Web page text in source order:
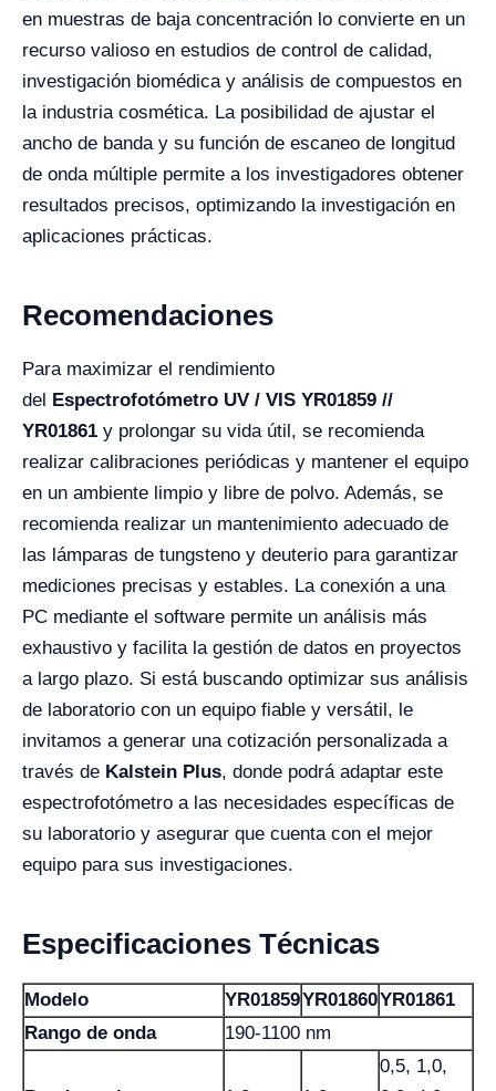
en muestras de baja concentración lo convierte en un
recurso valioso en estudios de control de calidad,
investigación biomédica y análisis de compuestos en
la industria cosmética. La posibilidad de ajustar el
ancho de banda y su función de escaneo de longitud
de onda múltiple permite a los investigadores obtener
resultados precisos, optimizando la investigación en
aplicaciones prácticas.
Recomendaciones
Para maximizar el rendimiento
del Espectrofotómetro UV / VIS YR01859 //
YR01861 y prolongar su vida útil, se recomienda
realizar calibraciones periódicas y mantener el equipo
en un ambiente limpio y libre de polvo. Además, se
recomienda realizar un mantenimiento adecuado de
las lámparas de tungsteno y deuterio para garantizar
mediciones precisas y estables. La conexión a una
PC mediante el software permite un análisis más
exhaustivo y facilita la gestión de datos en proyectos
a largo plazo. Si está buscando optimizar sus análisis
de laboratorio con un equipo fiable y versátil, le
invitamos a generar una cotización personalizada a
través de Kalstein Plus, donde podrá adaptar este
espectrofotómetro a las necesidades específicas de
su laboratorio y asegurar que cuenta con el mejor
equipo para sus investigaciones.
Especificaciones Técnicas
Modelo YR01859YR01860YR01861
Rango de onda
190-1100 nm
0,5, 1,0,